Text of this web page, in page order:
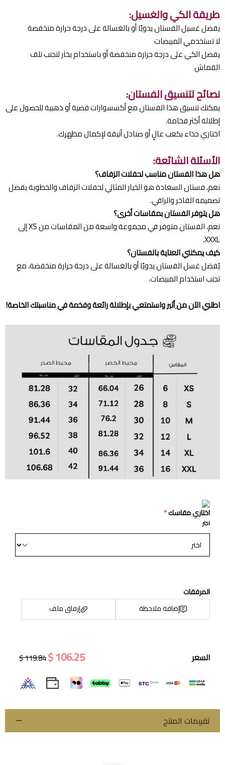
طريقة الكي والغسيل:
يفضل غسيل الفستان يدويًا أو بالغسالة على درجة حرارة منخفضة
لا تستخدمي المبيضات
يفضل الكي على درجة حرارة منخفضة أو باستخدام بخار لتجنب تلف
القماش
نصائح لتنسيق الفستان:
يمكنك تنسيق هذا الفستان مع أكسسوارات فضية أو ذهبية للحصول على
إطلالة أكثر فخامة.
اختاري حذاء بكعب عالٍ أو صنادل أنيقة لإكمال مظهرك.
الأسئلة الشائعة:
هل هذا الفستان مناسب لحفلات الزفاف؟
نعم، فستان السعادة هو الخيار المثالي لحفلات الزفاف والخطوبة بفضل
تصميمه الفاخر والراقي.
هل يتوفر الفستان بمقاسات أخرى؟
نعم، الفستان متوفر في مجموعة واسعة من المقاسات من XS إلى
XXXL.
كيف يمكنني العناية بالفستان؟
يُفضل غسل الفستان يدويًا أو بالغسالة على درجة حرارة منخفضة، مع
تجنب استخدام المبيضات.
اطلبي الآن منأثير واستمتعي بإطلالة رائعة وفخمة في مناسبتك الخاصة!
اختاري مقاسك*
اختر
المرفقات
إضافة ملاحظة
إرفاق ملف
اسحب و افلت الملف هنا
السعر 106.25 $
119.84 $
تقييمات المنتج